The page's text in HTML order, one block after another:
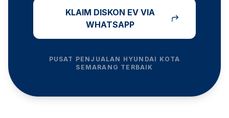
KLAIM DISKON EV VIA
WHATSAPP
PUSAT PENJUALAN HYUNDAI KOTA
SEMARANG TERBAIK